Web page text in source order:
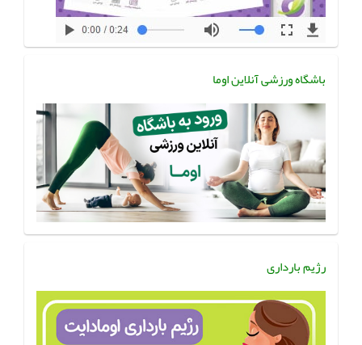
باشگاه ورزشی آنلاین اوما
رژیم بارداری